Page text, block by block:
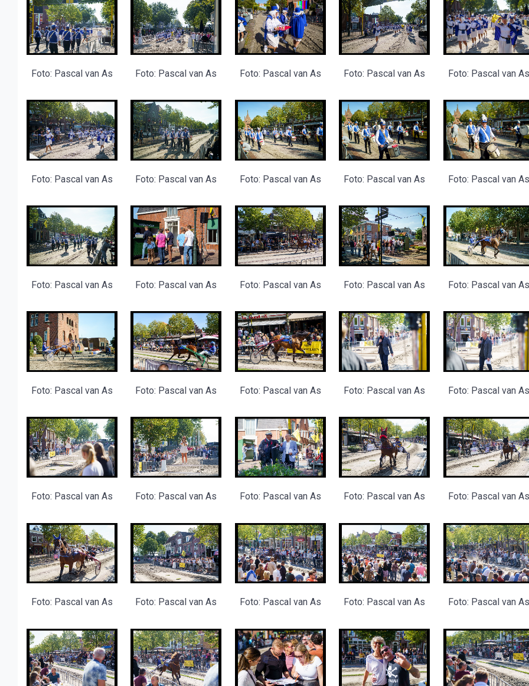
Foto: Pascal van As Foto: Pascal van As Foto: Pascal van As Foto: Pascal van As Foto: Pascal van As
Foto: Pascal van As Foto: Pascal van As Foto: Pascal van As Foto: Pascal van As Foto: Pascal van As
Foto: Pascal van As Foto: Pascal van As Foto: Pascal van As Foto: Pascal van As Foto: Pascal van As
Foto: Pascal van As Foto: Pascal van As Foto: Pascal van As Foto: Pascal van As Foto: Pascal van As
Foto: Pascal van As Foto: Pascal van As Foto: Pascal van As Foto: Pascal van As Foto: Pascal van As
Foto: Pascal van As Foto: Pascal van As Foto: Pascal van As Foto: Pascal van As Foto: Pascal van As